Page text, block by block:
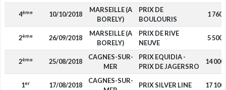
4ème 10/10/2018
MARSEILLE (A
BORELY)
PRIX DE
BOULOURIS
1 760
2ème 26/09/2018
MARSEILLE (A
BORELY)
PRIX DE RIVE
NEUVE
5 500
2ème 25/08/2018
CAGNES-SUR-
MER
PRIX EQUIDIA -
PRIX DE JAGERSRO
14 000
1er 17/08/2018
CAGNES-SUR-
PRIX SILVER LINE 17 100